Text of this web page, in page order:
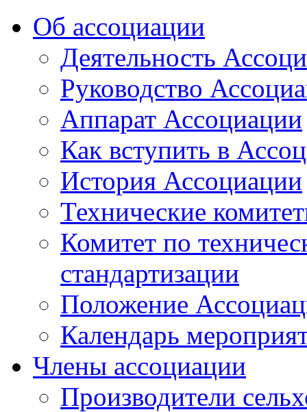
Об ассоциации
Деятельность
Руководство
Аппарат Ассоциации
Как вступить в
История Ассоциации
Технические
Комитет по
стандартизации
Положение
Календарь
Члены ассоциации
Производители